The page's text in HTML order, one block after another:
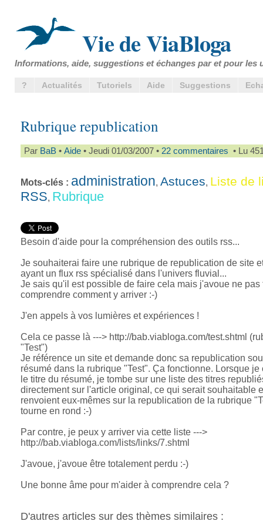
Vie de ViaBloga
Informations, aide, suggestions et échanges par et pour les
? Actualités Tutoriels Aide Suggestions
Rubrique republication
Par BaB • Aide • Jeudi 01/03/2007 • 22 commentaires • Lu
Mots-clés : administration, Astuces, Liste de
RSS, Rubrique
Besoin d'aide pour la compréhension des outils rss...
Je souhaiterai faire une rubrique de republication de site
ayant un flux rss spécialisé dans l'univers fluvial...
Je sais qu'il est possible de faire cela mais j'avoue ne pas
comprendre comment y arriver :-)
J'en appels à vos lumières et expériences !
Cela ce passe là ---> http://bab.viabloga.com/test.shtml
"Test")
Je référence un site et demande donc sa republication
résumé dans la rubrique "Test". Ça fonctionne. Lorsque je
le titre du résumé, je tombe sur une liste des titres
directement sur l'article original, ce qui serait souhaitable
renvoient eux-mêmes sur la republication de la rubrique
tourne en rond :-)
Par contre, je peux y arriver via cette liste --->
http://bab.viabloga.com/lists/links/7.shtml
J'avoue, j'avoue être totalement perdu :-)
Une bonne âme pour m'aider à comprendre cela ?
D'autres articles sur des thèmes similaires :